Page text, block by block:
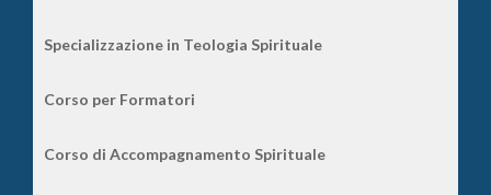
Specializzazione in Teologia Spirituale
Corso per Formatori
Corso di Accompagnamento Spirituale